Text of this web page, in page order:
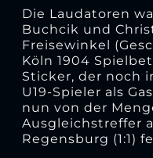
Die Laudatoren
Buchcik und
Freisewinkel
Köln 1904
Sticker, der noch
U19-Spieler als
nun von der
Ausgleichstreffer
Regensburg (1:1)